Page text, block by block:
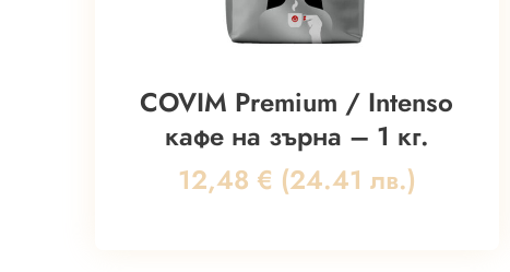
COVIM Premium / Intenso
кафе на зърна – 1 кг.
12,48 € (24.41 лв.)